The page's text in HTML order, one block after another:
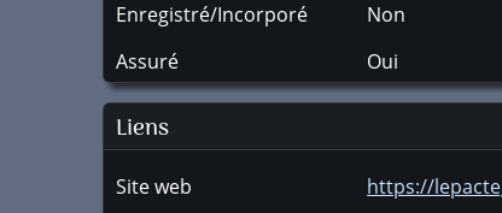
Enregistré/Incorporé
Non
Assuré
Oui
Liens
Site web
https://